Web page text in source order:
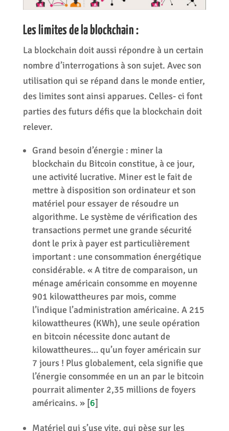
Les limites de la blockchain :
La blockchain doit aussi répondre à un certain
nombre d’interrogations à son sujet. Avec son
utilisation qui se répand dans le monde entier,
des limites sont ainsi apparues. Celles- ci font
parties des futurs défis que la blockchain doit
relever.
Grand besoin d’énergie : miner la
blockchain du Bitcoin constitue, à ce jour,
une activité lucrative. Miner est le fait de
mettre à disposition son ordinateur et son
matériel pour essayer de résoudre un
algorithme. Le système de vérification des
transactions permet une grande sécurité
dont le prix à payer est particulièrement
important : une consommation énergétique
considérable. « A titre de comparaison, un
ménage américain consomme en moyenne
901 kilowattheures par mois, comme
l’indique l’administration américaine. A 215
kilowattheures (KWh), une seule opération
en bitcoin nécessite donc autant de
kilowattheures… qu’un foyer américain sur
7 jours ! Plus globalement, cela signifie que
l’énergie consommée en un an par le bitcoin
pourrait alimenter 2,35 millions de foyers
américains. »[6]
Matériel qui s’use vite, qui pèse sur les